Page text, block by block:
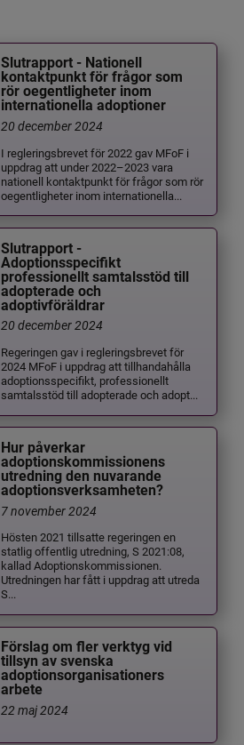
Slutrapport - Nationell
kontaktpunkt för frågor som
rör oegentligheter inom
internationella adoptioner
20 december 2024
I regleringsbrevet för 2022 gav MFoF i
uppdrag att under 2022–2023 vara
nationell kontaktpunkt för frågor som rör
oegentligheter inom internationella...
Slutrapport -
Adoptionsspecifikt
professionellt samtalsstöd till
adopterade och
adoptivföräldrar
20 december 2024
Regeringen gav i regleringsbrevet för
2024 MFoF i uppdrag att tillhandahålla
adoptionsspecifikt, professionellt
samtalsstöd till adopterade och adopt...
Hur påverkar
adoptionskommissionens
utredning den nuvarande
adoptionsverksamheten?
7 november 2024
Hösten 2021 tillsatte regeringen en
statlig offentlig utredning, S 2021:08,
kallad Adoptionskommissionen.
Utredningen har fått i uppdrag att utreda
S...
Förslag om fler verktyg vid
tillsyn av svenska
adoptionsorganisationers
arbete
22 maj 2024